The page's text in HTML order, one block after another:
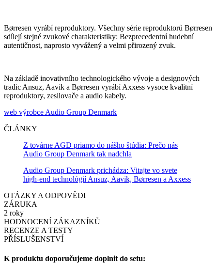
Børresen vyrábí reproduktory. Všechny série reproduktorů Børresen
sdílejí stejné zvukové charakteristiky: Bezprecedentní hudební
autentičnost, naprosto vyvážený a velmi přirozený zvuk.
Na základě inovativního technologického vývoje a designových
tradic Ansuz, Aavik a Børresen vyrábí Axxess vysoce kvalitní
reproduktory, zesilovače a audio kabely.
web výrobce Audio Group Denmark
ČLÁNKY
Z továrne AGD priamo do nášho štúdia: Prečo nás
Audio Group Denmark tak nadchla
Audio Group Denmark prichádza: Vitajte vo svete
high-end technológií Ansuz, Aavik, Børresen a Axxess
OTÁZKY A ODPOVĚDI
ZÁRUKA
2 roky
HODNOCENÍ ZÁKAZNÍKŮ
RECENZE A TESTY
PŘÍSLUŠENSTVÍ
K produktu doporučujeme doplnit do setu: